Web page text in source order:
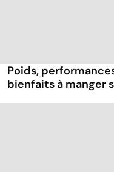
Poids,
bienfaits à manger